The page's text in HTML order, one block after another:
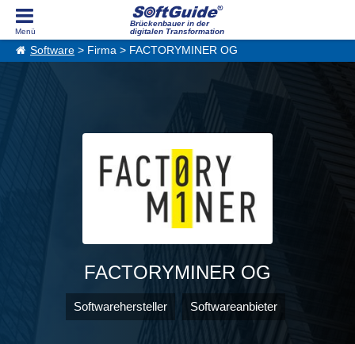
Brückenbauer in der
digitalen Transformation
Software > Firma > FACTORYMINER OG
FACTORYMINER OG
Softwarehersteller Softwareanbieter